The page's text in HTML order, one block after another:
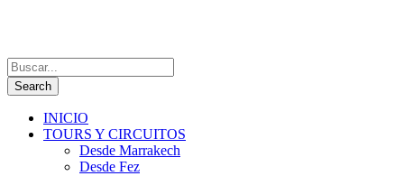
INICIO
TOURS Y CIRCUITOS
Desde Marrakech
Desde Fez